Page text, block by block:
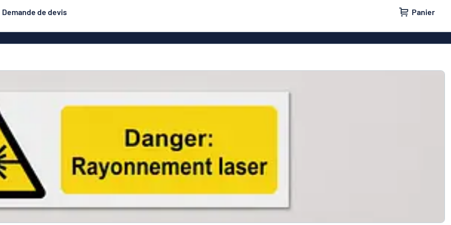
Demande de devis Panier
Roll-ups
Eco Board
Plaques PET
émaillé (aluminium)
Plaques double face
Caractères en relief
Aluminium anodisé
Signalétique entreprise Plaque professionnelle
Autocollants